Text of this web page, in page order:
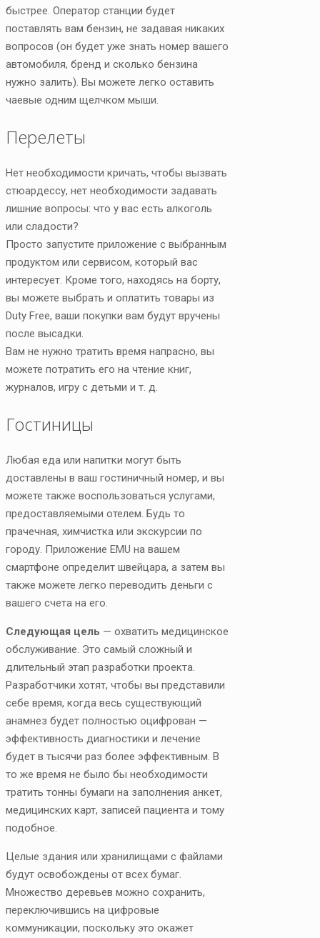
быстрее. Оператор станции будет
поставлять вам бензин, не задавая никаких
вопросов (он будет уже знать номер вашего
автомобиля, бренд и сколько бензина
нужно залить). Вы можете легко оставить
чаевые одним щелчком мыши.
Перелеты
Нет необходимости кричать, чтобы вызвать
стюардессу, нет необходимости задавать
лишние вопросы: что у вас есть алкоголь
или сладости?
Просто запустите приложение с выбранным
продуктом или сервисом, который вас
интересует. Кроме того, находясь на борту,
вы можете выбрать и оплатить товары из
Duty Free, ваши покупки вам будут вручены
после высадки.
Вам не нужно тратить время напрасно, вы
можете потратить его на чтение книг,
журналов, игру с детьми и т. д.
Гостиницы
Любая еда или напитки могут быть
доставлены в ваш гостиничный номер, и вы
можете также воспользоваться услугами,
предоставляемыми отелем. Будь то
прачечная, химчистка или экскурсии по
городу. Приложение EMU на вашем
смартфоне определит швейцара, а затем вы
также можете легко переводить деньги с
вашего счета на его.
Следующая цель — охватить медицинское
обслуживание. Это самый сложный и
длительный этап разработки проекта.
Разработчики хотят, чтобы вы представили
себе время, когда весь существующий
анамнез будет полностью оцифрован —
эффективность диагностики и лечение
будет в тысячи раз более эффективным. В
то же время не было бы необходимости
тратить тонны бумаги на заполнения анкет,
медицинских карт, записей пациента и тому
подобное.
Целые здания или хранилищами с файлами
будут освобождены от всех бумаг.
Множество деревьев можно сохранить,
переключившись на цифровые
коммуникации, поскольку это окажет